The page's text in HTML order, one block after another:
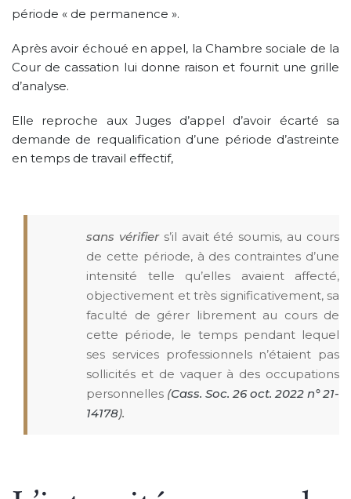
période « de permanence ».
Après avoir échoué en appel, la Chambre sociale de la
Cour de cassation lui donne raison et fournit une grille
d’analyse.
Elle reproche aux Juges d’appel d’avoir écarté sa
demande de requalification d’une période d’astreinte
en temps de travail effectif,
sans vérifier s’il avait été soumis, au cours
de cette période, à des contraintes d’une
intensité telle qu’elles avaient affecté,
objectivement et très significativement, sa
faculté de gérer librement au cours de
cette période, le temps pendant lequel
ses services professionnels n’étaient pas
sollicités et de vaquer à des occupations
personnelles (Cass. Soc. 26 oct. 2022 n° 21-
14178).